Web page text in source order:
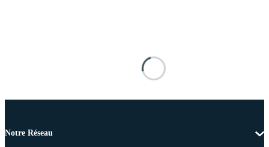
Notre Réseau